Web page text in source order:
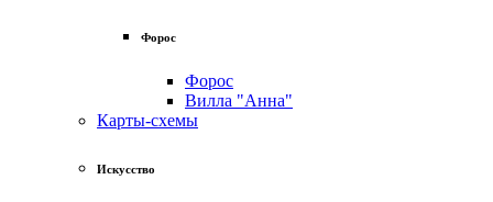
Форос
Форос
Вилла "Анна"
Карты-схемы
Искусство